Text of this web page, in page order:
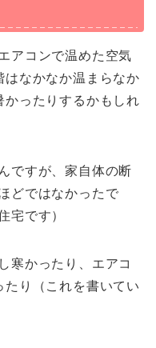
アコンで温めた空気
はなかなか温まらなか
かったりするかもしれ
ですが、家自体の断
どではなかったで
宅です）
寒かったり、エアコ
り（これを書いてい